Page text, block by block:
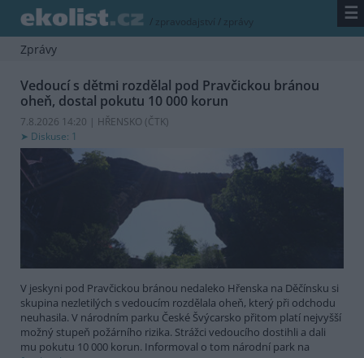
/ zpravodajství / zprávy ☰
Zprávy
Vedoucí s dětmi rozdělal pod Pravčickou bránou
oheň, dostal pokutu 10 000 korun
7.8.2026 14:20 | HŘENSKO (ČTK)
Diskuse: 1
V jeskyni pod Pravčickou bránou nedaleko Hřenska na Děčínsku si
skupina nezletilých s vedoucím rozdělala oheň, který při odchodu
neuhasila. V národním parku České Švýcarsko přitom platí nejvyšší
možný stupeň požárního rizika. Strážci vedoucího dostihli a dali
mu pokutu 10 000 korun. Informoval o tom národní park na